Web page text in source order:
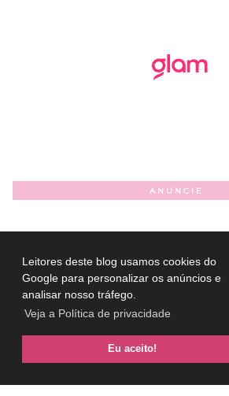
Leitores deste blog usamos cookies do
Google para personalizar os anúncios e
analisar nosso tráfego.
Veja a Política de privacidade
Eu aceito!
ANUNCIE